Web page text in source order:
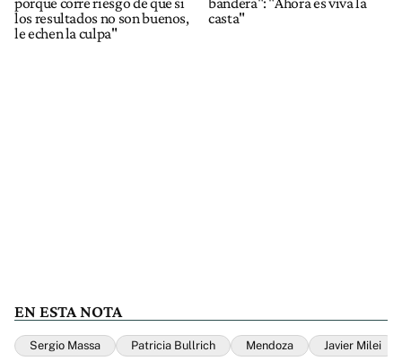
los resultados no son buenos,
le echen la culpa"
casta"
EN ESTA NOTA
Sergio Massa Patricia Bullrich Mendoza Javier Milei